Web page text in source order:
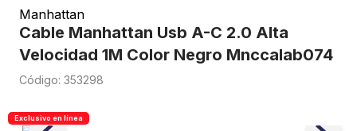
Manhattan
Cable Manhattan Usb A-C 2.0 Alta
Velocidad 1M Color Negro Mnccalab074
: 353298
Exclusivo en línea
2.
libretas
3.
cuaderno
4
cuadernos
colores
6.
boligrafo